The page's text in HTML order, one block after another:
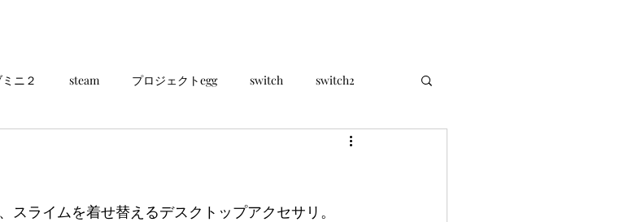
ニ２ steam プロジェクトegg switch switch2
スライムを着せ替えるデスクトップアクセサリ。